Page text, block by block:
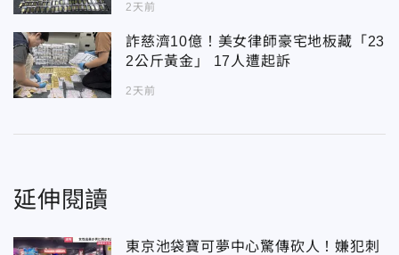
2天前
詐慈濟10億！美女律師豪宅地板藏「23
2公斤黃金」 17人遭起訴
2天前
延伸閱讀
東京池袋寶可夢中心驚傳砍人！嫌犯刺